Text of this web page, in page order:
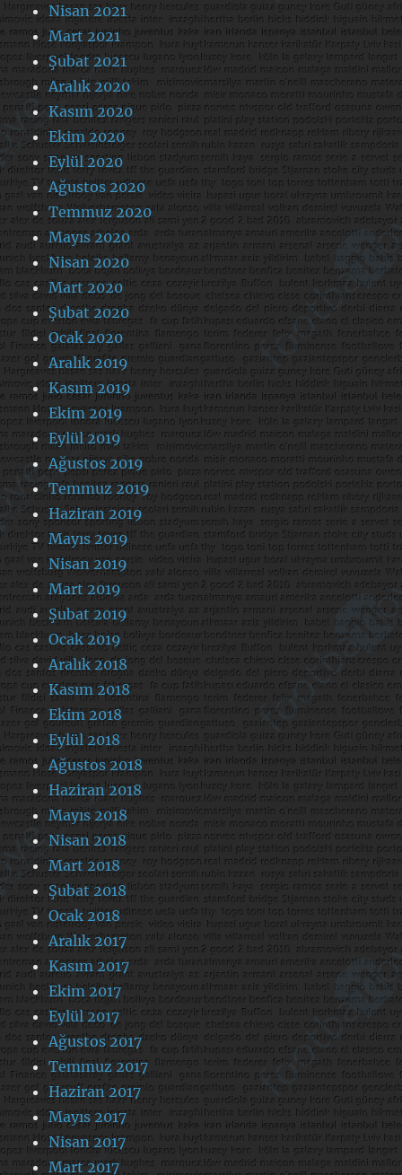
Nisan 2021
Mart 2021
Şubat 2021
Aralık 2020
Kasım 2020
Ekim 2020
Eylül 2020
Ağustos 2020
Temmuz 2020
Mayıs 2020
Nisan 2020
Mart 2020
Şubat 2020
Ocak 2020
Aralık 2019
Kasım 2019
Ekim 2019
Eylül 2019
Ağustos 2019
Temmuz 2019
Haziran 2019
Mayıs 2019
Nisan 2019
Mart 2019
Şubat 2019
Ocak 2019
Aralık 2018
Kasım 2018
Ekim 2018
Eylül 2018
Ağustos 2018
Haziran 2018
Mayıs 2018
Nisan 2018
Mart 2018
Şubat 2018
Ocak 2018
Aralık 2017
Kasım 2017
Ekim 2017
Eylül 2017
Ağustos 2017
Temmuz 2017
Haziran 2017
Mayıs 2017
Nisan 2017
Mart 2017